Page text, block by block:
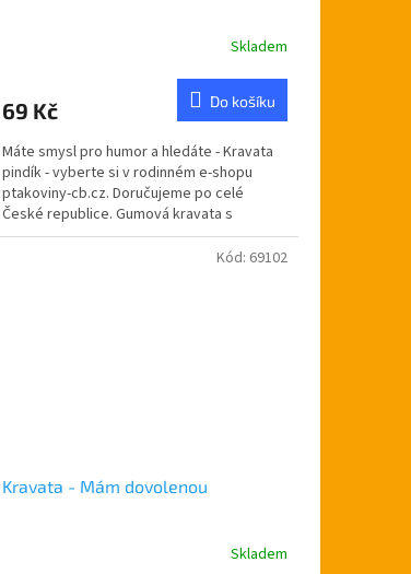
Skladem
69 Kč Do košíku
Máte smysl pro humor a hledáte - Kravata
pindík - vyberte si v rodinném e-shopu
ptakoviny-cb.cz. Doručujeme po celé
České republice. Gumová kravata s
pindíkem.
Kravata - Mám dovolenou
Skladem
Kód: 69102